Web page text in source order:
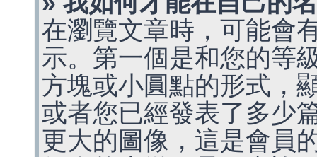
在瀏覽文章時，可能會
示。第一個是和您的等
方塊或小圓點的形式，
或者您已經發表了多少
更大的圖像，這是會員